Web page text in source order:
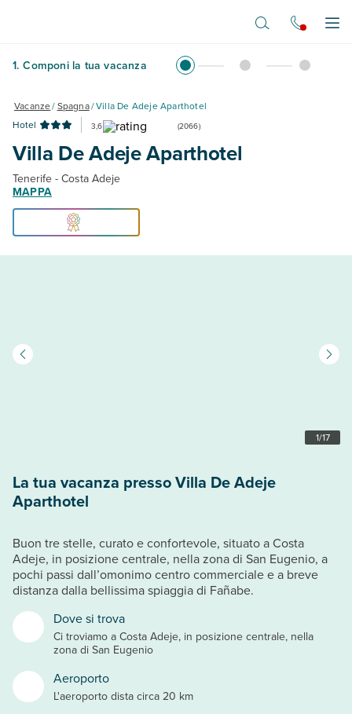
1. Componi la tua vacanza
Vacanze/Spagna/Villa De Adeje Aparthotel
Hotel
3,6 (2066)
Villa De Adeje Aparthotel
Tenerife - Costa Adeje
MAPPA
1/17
Dove si trova
Ci troviamo a Costa Adeje, in posizione centrale, nella
zona di San Eugenio
Aeroporto
L'aeroporto dista circa 20 km
La tua vacanza presso Villa De Adeje
Aparthotel
Buon tre stelle, curato e confortevole, situato a Costa
Adeje, in posizione centrale, nella zona di San Eugenio, a
pochi passi dall’omonimo centro commerciale e a breve
distanza dalla bellissima spiaggia di Fañabe.